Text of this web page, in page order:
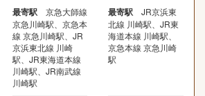
最寄駅
京急大師線
京急川崎駅、京急本
線 京急川崎駅、JR
京浜東北線 川崎
駅、JR東海道本線
川崎駅、JR南武線
川崎駅
最寄駅
JR京浜東
北線 川崎駅、JR東
海道本線 川崎駅、
京急本線 京急川崎
駅